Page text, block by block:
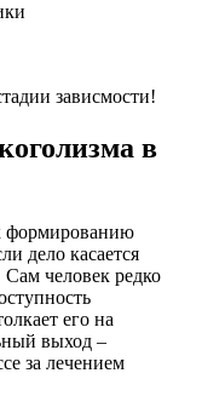
зависмости!
в
формированию
дело касается
Сам человек редко
его на
выход –
за лечением